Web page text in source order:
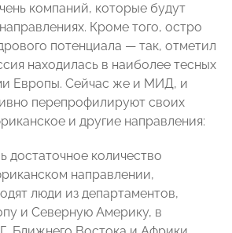
компаний, которые будут
Кроме того, остро
потенциала — так, отметил
находилась в наиболее тесных
Европы. Сейчас же и МИД, и
перепрофилируют своих
и другие направления:
достаточное количество
направлении,
люди из департаментов,
и Северную Америку, в